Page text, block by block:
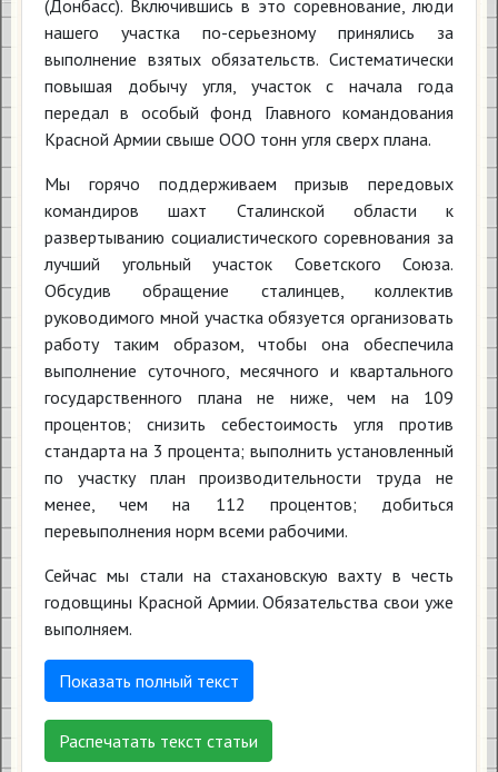
(Донбасс). Включившись в это соревнование, люди
нашего участка по-серьезному принялись за
выполнение взятых обязательств. Систематически
повышая добычу угля, участок с начала года
передал в особый фонд Главного командования
Красной Армии свыше ООО тонн угля сверх плана.
Мы горячо поддерживаем призыв передовых
командиров шахт Сталинской области к
развертыванию социалистического соревнования за
лучший угольный участок Советского Союза.
Обсудив обращение сталинцев, коллектив
руководимого мной участка обязуется организовать
работу таким образом, чтобы она обеспечила
выполнение суточного, месячного и квартального
государственного плана не ниже, чем на 109
процентов; снизить себестоимость угля против
стандарта на 3 процента; выполнить установленный
по участку план производительности труда не
менее, чем на 112 процентов; добиться
перевыполнения норм всеми рабочими.
Сейчас мы стали на стахановскую вахту в честь
годовщины Красной Армии. Обязательства свои уже
выполняем.
Показать полный текст
Распечатать текст статьи